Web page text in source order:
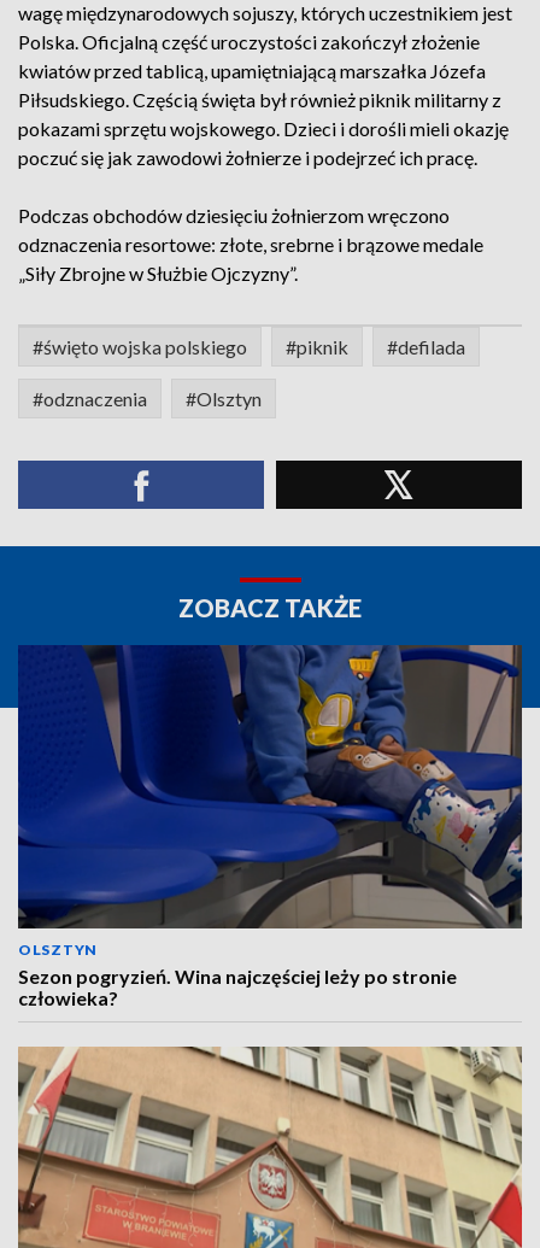
wagę międzynarodowych sojuszy, których uczestnikiem jest
Polska. Oficjalną część uroczystości zakończył złożenie
kwiatów przed tablicą, upamiętniającą marszałka Józefa
Piłsudskiego. Częścią święta był również piknik militarny z
pokazami sprzętu wojskowego. Dzieci i dorośli mieli okazję
poczuć się jak zawodowi żołnierze i podejrzeć ich pracę.
Podczas obchodów dziesięciu żołnierzom wręczono
odznaczenia resortowe: złote, srebrne i brązowe medale
„Siły Zbrojne w Służbie Ojczyzny”.
#święto wojska polskiego #piknik #defilada
#odznaczenia #Olsztyn
ZOBACZ TAKŻE
OLSZTYN
Sezon pogryzień. Wina najczęściej leży po stronie
człowieka?